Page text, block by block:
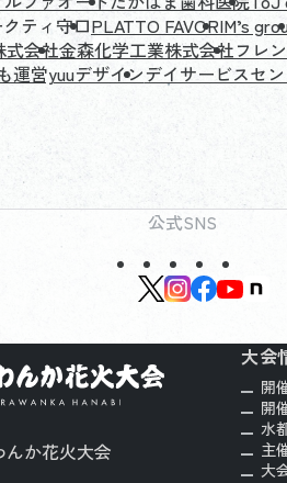
ティ守口PLATTO FAVORIM’s
式会社金森化学工業株式会社フレ
運営yuuデザインデイサービスセ
公式SNS
か花火大会
大会
開
開
水
主
大